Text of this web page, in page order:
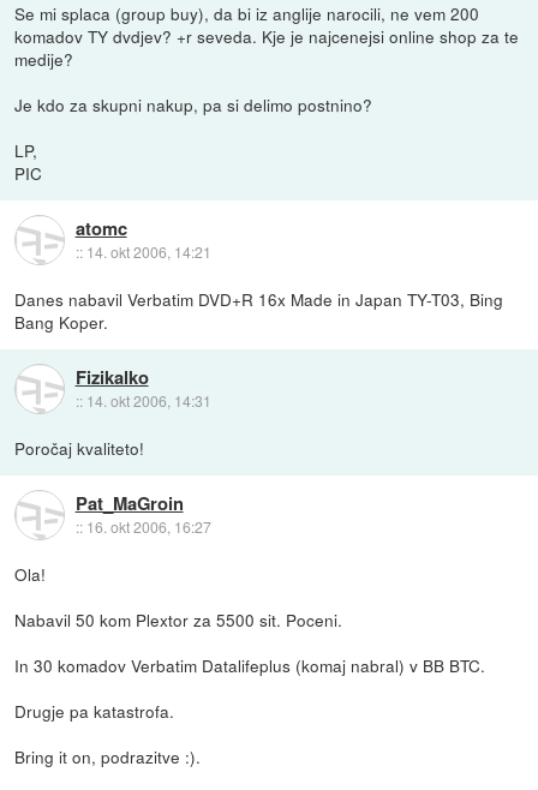
Se mi splaca (group buy), da bi iz anglije narocili, ne vem 200
komadov TY dvdjev? +r seveda. Kje je najcenejsi online shop za te
medije?
Je kdo za skupni nakup, pa si delimo postnino?
LP,
PIC
atomc
:: 14. okt 2006, 14:21
Danes nabavil Verbatim DVD+R 16x Made in Japan TY-T03, Bing
Bang Koper.
Fizikalko
:: 14. okt 2006, 14:31
Poročaj kvaliteto!
Pat_MaGroin
:: 16. okt 2006, 16:27
Ola!
Nabavil 50 kom Plextor za 5500 sit. Poceni.
In 30 komadov Verbatim Datalifeplus (komaj nabral) v BB BTC.
Drugje pa katastrofa.
Bring it on, podrazitve :).